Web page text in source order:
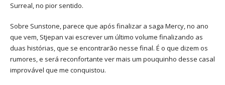
Surreal, no pior sentido.
Sobre Sunstone, parece que após finalizar a saga Mercy, no ano
que vem, Stjepan vai escrever um último volume finalizando as
duas histórias, que se encontrarão nesse final. É o que dizem os
rumores, e será reconfortante ver mais um pouquinho desse casal
improvável que me conquistou.